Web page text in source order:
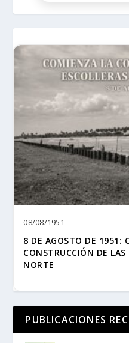
08/08/1951
8 DE AGOSTO DE 1951:
CONSTRUCCIÓN DE LAS
NORTE
PUBLICACIONES